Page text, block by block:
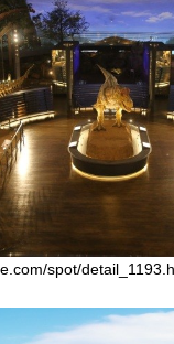
spot/